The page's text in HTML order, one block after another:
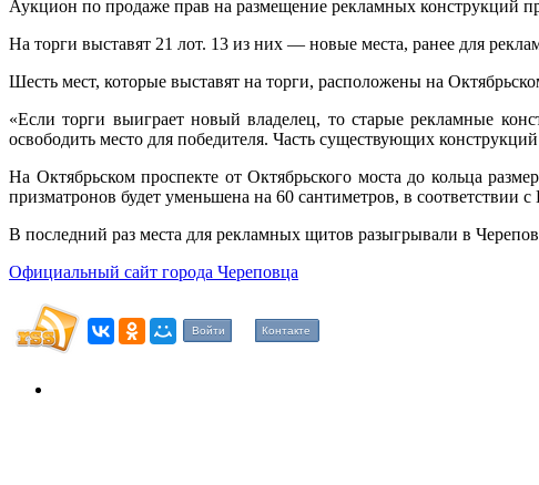
Аукцион по продаже прав на размещение рекламных конструкций
На торги выставят 21 лот. 13 из них — новые места, ранее для
Шесть мест, которые выставят на торги, расположены на
«Если торги выиграет новый владелец, то старые рекламные
освободить место для победителя. Часть существующих
На Октябрьском проспекте от Октябрьского моста до кольца
призматронов будет уменьшена на 60 сантиметров, в соответствии
В последний раз места для рекламных щитов разыгрывали в
Официальный сайт города Череповца
Войти Контакте